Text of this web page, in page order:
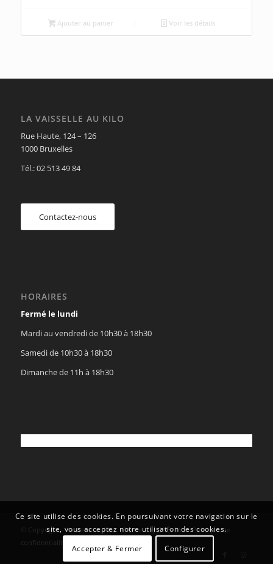
Ajouter au panier Voir les détails
LA VAISSELLE AU KILO
Rue Haute, 124 – 126
1000 Bruxelles
Tél.: 02 513 49 84
Contactez-nous
HORAIRES
Fermé le lundi
Mardi au vendredi de 10h30 à 18h30
Samedi de 10h30 à 18h30
Dimanche de 11h à 18h30
© Copyright - Vaisselle au Kilo - Created byOYÉ-OYÉ-Politique de
confidentialité
Ce site utilise des cookies. En poursuivant votre navigation sur le
site, vous acceptez notre utilisation des cookies.
Accepter & Fermer
Configurer